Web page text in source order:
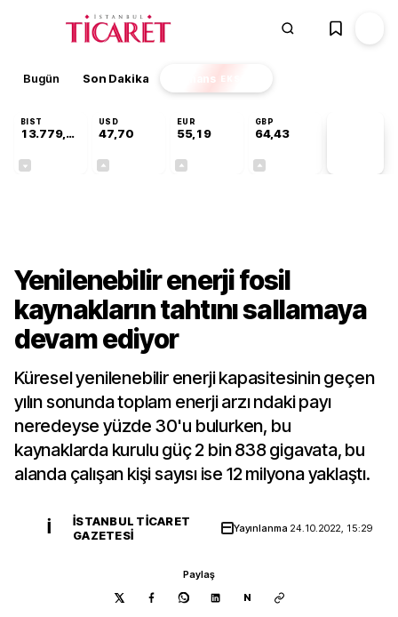
Bugün Son Dakika Finans EKSTRA
BIST
13.779,39
USD
47,70
EUR
55,19
GBP
64,43
Yenilenebilir enerji fosil
kaynakların tahtını sallamaya
devam ediyor
Küresel yenilenebilir enerji kapasitesinin geçen
yılın sonunda toplam enerji arzı ndaki payı
neredeyse yüzde 30'u bulurken, bu
kaynaklarda kurulu güç 2 bin 838 gigavata, bu
alanda çalışan kişi sayısı ise 12 milyona yaklaştı.
İ
İSTANBUL TICARET
GAZETESI
Yayınlanma 24.10.2022, 15:29
Paylaş
N